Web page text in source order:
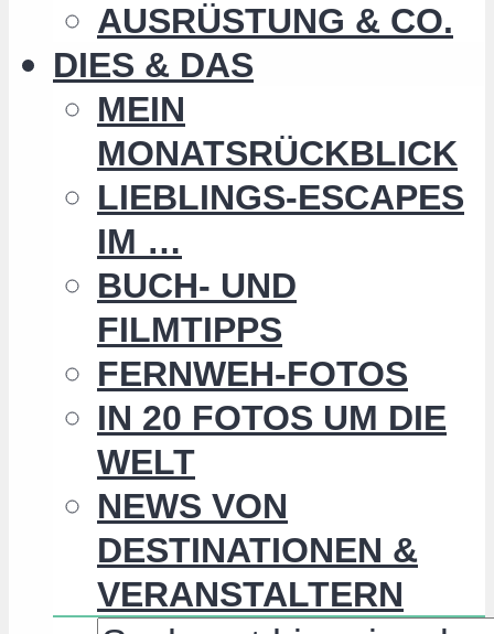
AUSRÜSTUNG & CO.
DIES & DAS
MEIN
MONATSRÜCKBLICK
LIEBLINGS-ESCAPES
IM …
BUCH- UND
FILMTIPPS
FERNWEH-FOTOS
IN 20 FOTOS UM DIE
WELT
NEWS VON
DESTINATIONEN &
VERANSTALTERN